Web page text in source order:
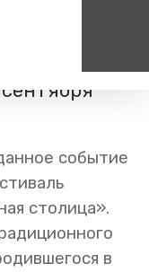
маршруты
событие
столица».
в